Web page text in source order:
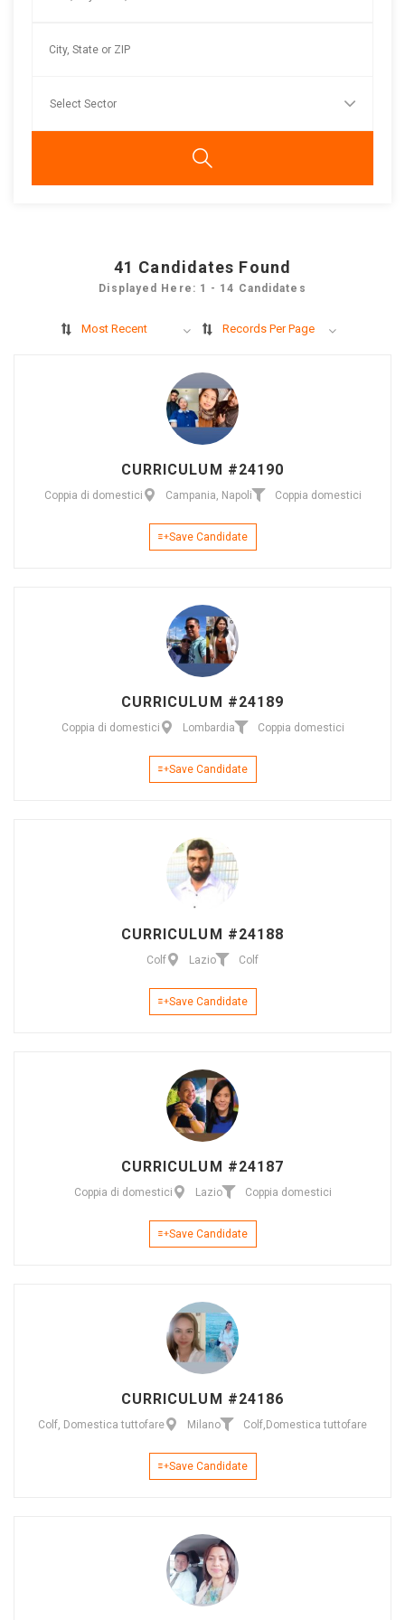
41 Candidates Found
Displayed Here: 1 - 14 Candidates
Most Recent Records Per Page
CURRICULUM #24190
Coppia di domestici Campania, Napoli Coppia domestici
Save Candidate
CURRICULUM #24189
Coppia di domestici Lombardia Coppia domestici
Save Candidate
CURRICULUM #24188
Colf Lazio Colf
Save Candidate
CURRICULUM #24187
Coppia di domestici Lazio Coppia domestici
Save Candidate
CURRICULUM #24186
Colf, Domestica tuttofare Milano Colf, Domestica tuttofare
Save Candidate